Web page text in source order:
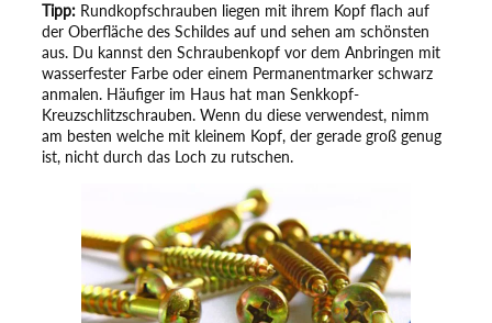
Tipp: Rundkopfschrauben liegen mit ihrem Kopf flach auf
der Oberfläche des Schildes auf und sehen am schönsten
aus. Du kannst den Schraubenkopf vor dem Anbringen mit
wasserfester Farbe oder einem Permanentmarker schwarz
anmalen. Häufiger im Haus hat man Senkkopf-
Kreuzschlitzschrauben. Wenn du diese verwendest, nimm
am besten welche mit kleinem Kopf, der gerade groß genug
ist, nicht durch das Loch zu rutschen.